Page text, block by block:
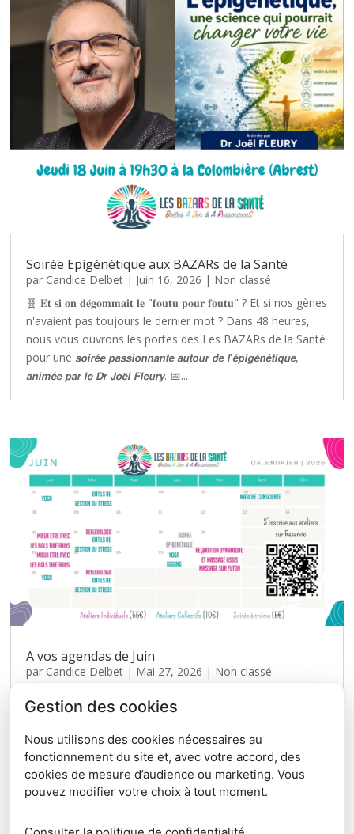
Soirée Epigénétique aux BAZARs de la Santé
par Candice Delbet | Juin 16, 2026 | Non classé
🧬 𝐄𝐭 𝐬𝐢 𝐨𝐧 𝐝𝐞́𝐠𝐨𝐦𝐦𝐚𝐢𝐭 𝐥𝐞 "𝐟𝐨𝐮𝐭𝐮 𝐩𝐨𝐮𝐫 𝐟𝐨𝐮𝐭𝐮" ? Et si nos gènes
n'avaient pas toujours le dernier mot ? Dans 48 heures,
nous vous ouvrons les portes des Les BAZARs de la Santé
pour une 𝙨𝙤𝙞𝙧𝙚́𝙚 𝙥𝙖𝙨𝙨𝙞𝙤𝙣𝙣𝙖𝙣𝙩𝙚 𝙖𝙪𝙩𝙤𝙪𝙧 𝙙𝙚 𝙡'𝙚́𝙥𝙞𝙜𝙚́𝙣𝙚́𝙩𝙞𝙦𝙪𝙚,
𝙖𝙣𝙞𝙢𝙚́𝙚 𝙥𝙖𝙧 𝙡𝙚 𝘿𝙧 𝙅𝙤𝙚̈𝙡 𝙁𝙡𝙚𝙪𝙧𝙮. 📅...
A vos agendas de Juin
par Candice Delbet | Mai 27, 2026 | Non classé
de la Santé 10 places en individuels 7 ateliers collectifs et
une super soirée Epigénétique pour comprendre que nos
comportements peuvent influer notre génétique avec le Dr
Joel Fleury le 18 juin....
« Entrées précédentes
Gestion des cookies
Nous utilisons des cookies nécessaires au
fonctionnement du site et, avec votre accord, des
cookies de mesure d’audience ou marketing. Vous
pouvez modifier votre choix à tout moment.